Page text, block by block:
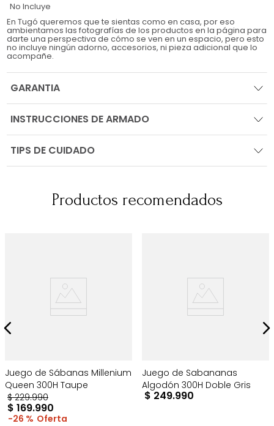
No Incluye
En Tugó queremos que te sientas como en casa, por eso
ambientamos las fotografías de los productos en la página para
darte una perspectiva de cómo se ven en un espacio, pero esto
no incluye ningún adorno, accesorios, ni pieza adicional que lo
acompañe.
GARANTIA
INSTRUCCIONES DE ARMADO
TIPS DE CUIDADO
Productos recomendados
Juego de Sábanas Millenium
Queen 300H Taupe
$ 229.990
$ 169.990
26 %
Juego de Sabananas
Algodón 300H Doble Gris
$ 249.990